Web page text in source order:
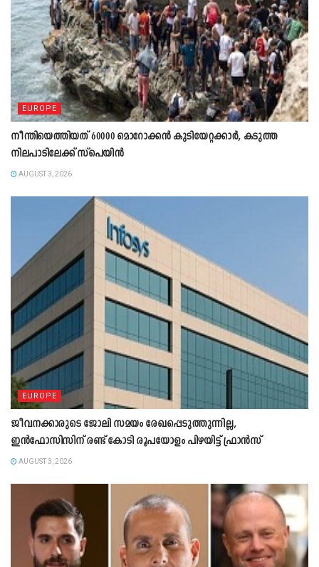
EUROPE
നീന്തിയെത്തിയത് 60000 മൊറോക്കൻ കുടിയേറ്റക്കാർ, കടുത്ത
നിലപാടിലേക്ക് സ്പെയിൻ
AUGUST 3, 2026
EUROPE
ജീവനക്കാരുടെ ജോലി സമയം രേഖപ്പെടുത്തുന്നില്ല,
ഇൻഫോസിസിന് രണ്ട് കോടി രൂപയോളം പിഴയിട്ട് ഫ്രാൻസ്
AUGUST 3, 2026